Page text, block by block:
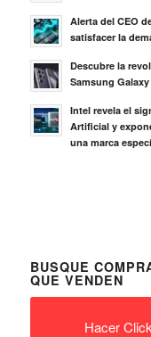
Alerta del CEO
satisfacer la
Descubre la
Samsung Galaxy
Intel revela el
Artificial y
una marca
BUSQUE
QUE VENDEN
Hacer Click